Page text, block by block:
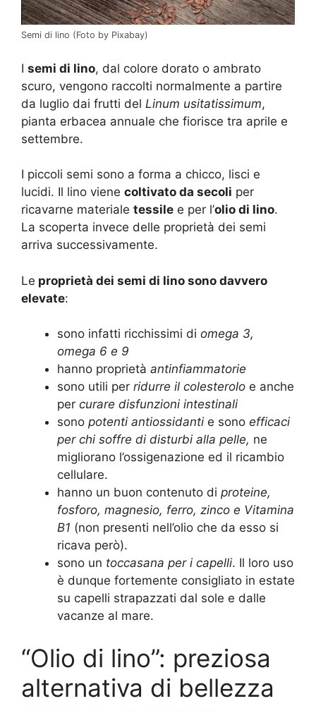
Semi di lino (Foto by Pixabay)
I semi di lino, dal colore dorato o ambrato
scuro, vengono raccolti normalmente a partire
da luglio dai frutti del Linum usitatissimum,
pianta erbacea annuale che fiorisce tra aprile e
settembre.
I piccoli semi sono a forma a chicco, lisci e
lucidi. Il lino viene coltivato da secoli per
ricavarne materiale tessile e per l’olio di lino.
La scoperta invece delle proprietà dei semi
arriva successivamente.
Le proprietà dei semi di lino sono davvero
elevate:
sono infatti ricchissimi di omega 3,
omega 6 e 9
hanno proprietà antinfiammatorie
sono utili per ridurre il colesterolo e anche
per curare disfunzioni intestinali
sono potenti antiossidanti e sono efficaci
per chi soffre di disturbi alla pelle, ne
migliorano l’ossigenazione ed il ricambio
cellulare.
hanno un buon contenuto di proteine,
fosforo, magnesio, ferro, zinco e Vitamina
B1 (non presenti nell’olio che da esso si
ricava però).
sono un toccasana per i capelli. Il loro uso
è dunque fortemente consigliato in estate
su capelli strapazzati dal sole e dalle
vacanze al mare.
“Olio di lino”: preziosa
alternativa di bellezza